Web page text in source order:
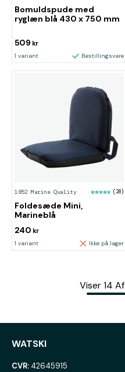
Bomuldspude med
ryglæn blå 430 x 750 mm
509 kr
1 variant Bestillingsvare
1852 Marine Quality (28)
Foldesæde Mini,
Marineblå
240 kr
1 variant Ikke på lager
Viser 14 Af
WATSKI
CVR: 42645915